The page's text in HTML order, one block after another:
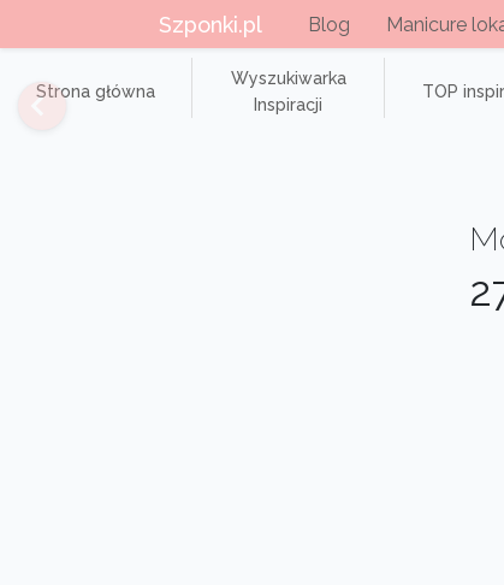
Szponki.pl Blog Manicure
Strona główna
Wyszukiwarka
Inspiracji
TOP